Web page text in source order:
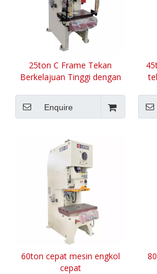
25ton C Frame Tekan
Berkelajuan Tinggi dengan
Enquire
60ton cepat mesin engkol
cepat